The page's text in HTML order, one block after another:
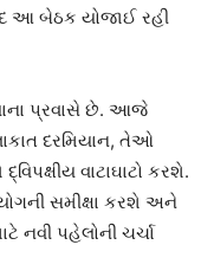
આ બેઠક યોજાઈ રહી
પ્રવાસે છે. આજે
દરમિયાન, તેઓ
વાટાઘાટો કરશે.
સમીક્ષા કરશે અને
નવી પહેલોની ચર્ચા